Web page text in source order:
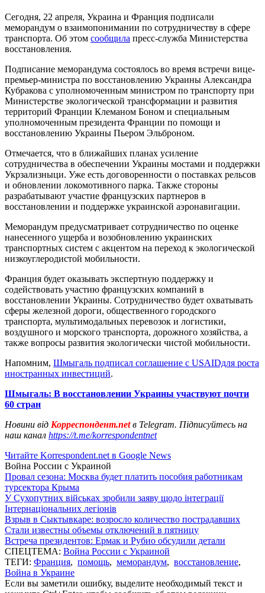
Сегодня, 22 апреля, Украина и Франция подписали
меморандум о взаимопонимании по сотрудничеству в сфере
транспорта. Об этом сообщила пресс-служба Министерства
восстановления.
Подписание меморандума состоялось во время встречи вице-
премьер-министра по восстановлению Украины Александра
Кубракова с уполномоченным министром по транспорту при
Министерстве экологической трансформации и развития
территорий Франции Клеманом Боном и специальным
уполномоченным президента Франции по помощи и
восстановлению Украины Пьером Эльброном.
Отмечается, что в ближайших планах усиление
сотрудничества в обеспечении Украины мостами и поддержки
Укрзализныци. Уже есть договоренности о поставках рельсов
и обновлении локомотивного парка. Также стороны
разрабатывают участие французских партнеров в
восстановлении и поддержке украинской аэронавигации.
Меморандум предусматривает сотрудничество по оценке
нанесенного ущерба и возобновлению украинских
транспортных систем с акцентом на переход к экологической
низкоуглеродистой мобильности.
Франция будет оказывать экспертную поддержку и
содействовать участию французских компаний в
восстановлении Украины. Сотрудничество будет охватывать
сферы железной дороги, общественного городского
транспорта, мультимодальных перевозок и логистики,
воздушного и морского транспорта, дорожного хозяйства, а
также вопросы развития экологически чистой мобильности.
Напомним, Шмыгаль подписал соглашение с USAIDдля роста
иностранных инвестиций.
Шмыгаль: В восстановлении Украины участвуют почти
60 стран
Новини від Корреспондент.netв Telegram. Підписуйтесь на
наш канал https://t.me/korrespondentnet
Читайте Korrespondent.net в Google News
Война России с Украиной
Провал сезона: Москва будет платить пособия работникам
турсектора Крыма
У Сухопутних військах зробили заяву щодо інтеграції
Інтернаціональних легіонів
Взрыв в Сыктывкаре: возросло количество пострадавших
Стали известны объемы отключений в пятницу
Встреча президентов: Ермак и Рубио обсудили детали
СПЕЦТЕМА: Война России с Украиной
ТЕГИ: Франция, помощь, меморандум, восстановление,
Война в Украине
Если вы заметили ошибку, выделите необходимый текст и